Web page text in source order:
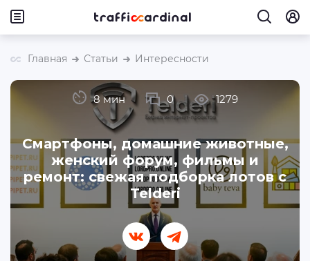
Главная Статьи Интересности
Смартфоны, домашние животные,
женский форум, фильмы и
ремонт: свежая подборка лотов с
Telderi
8 мин 0 1279